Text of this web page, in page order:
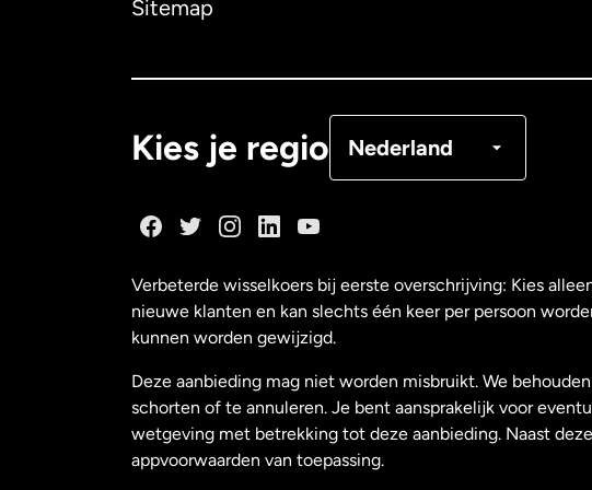
Sitemap
Kies je regio Nederland
Nederland
Nieuw-Zeeland
Verbeterde wisselkoers bij eerste overschrijving: Kies
nieuwe klanten en kan slechts één keer per persoon
kunnen worden gewijzigd.
Deze aanbieding mag niet worden misbruikt. We
schorten of te annuleren. Je bent aansprakelijk voor
wetgeving met betrekking tot deze aanbieding. Naast
appvoorwaarden van toepassing.